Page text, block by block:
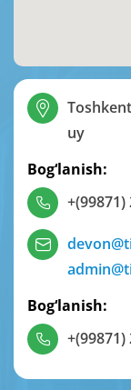
uy
Bog‘lanish:
+(99871)
Bog‘lanish:
+(99871)